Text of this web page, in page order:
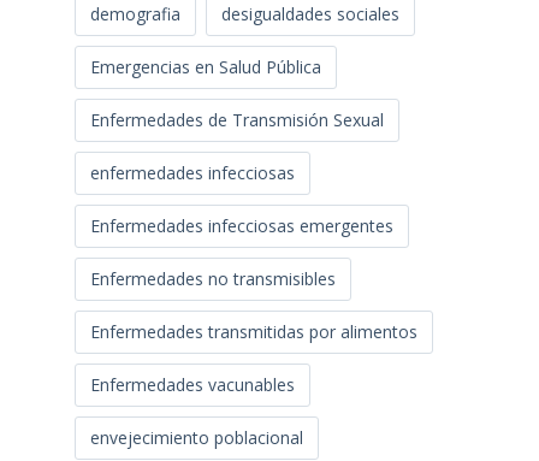
demografia desigualdades sociales
Emergencias en Salud Pública
Enfermedades de Transmisión Sexual
enfermedades infecciosas
Enfermedades infecciosas emergentes
Enfermedades no transmisibles
Enfermedades transmitidas por alimentos
Enfermedades vacunables
envejecimiento poblacional